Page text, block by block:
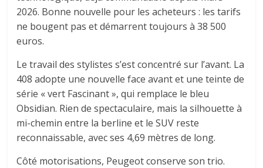
2026. Bonne nouvelle pour les acheteurs : les tarifs
ne bougent pas et démarrent toujours à 38 500
euros.
Le travail des stylistes s’est concentré sur l’avant. La
408 adopte une nouvelle face avant et une teinte de
série « vert Fascinant », qui remplace le bleu
Obsidian. Rien de spectaculaire, mais la silhouette à
mi-chemin entre la berline et le SUV reste
reconnaissable, avec ses 4,69 mètres de long.
Côté motorisations, Peugeot conserve son trio.